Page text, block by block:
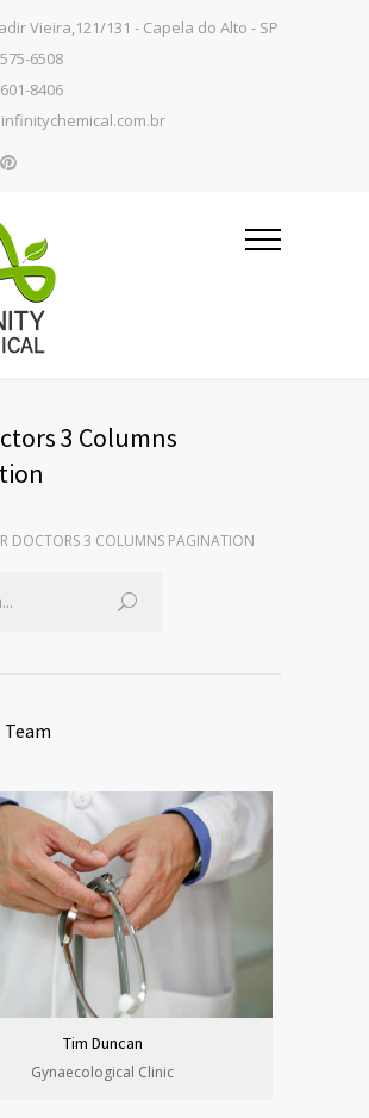
Vieira,121/131 - Capela do Alto - SP
6508
8406
3 Columns
DOCTORS 3 COLUMNS PAGINATION
Team
Tim Duncan
Gynaecological Clinic